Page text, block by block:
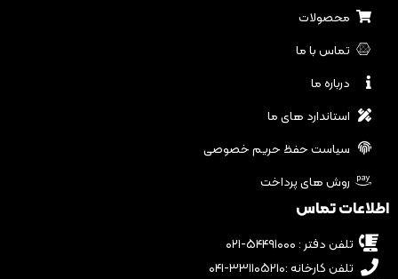
محصولات
تماس با ما
درباره ما
استاندارد های ما
سیاست حفظ حریم خصوصی
روش های پرداخت
اطلاعات تماس
تلفن دفتر : ۵۴۴۹۱۰۰۰-۰۲۱
تلفن کارخانه :۳۳۱۱۰۵۲۱۰-۰۴۱